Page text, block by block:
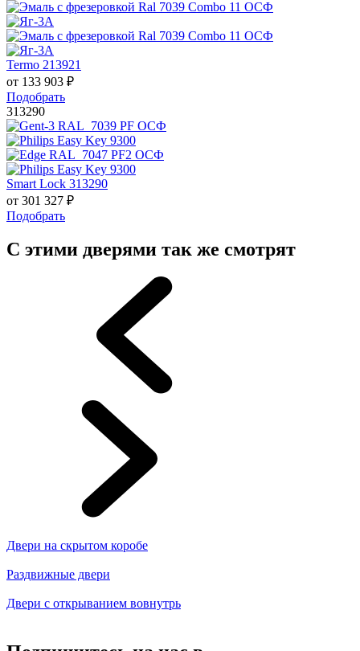
Termo 213921
от 133 903 ₽
Подобрать
313290
Smart Lock 313290
от 301 327 ₽
Подобрать
С этими дверями так же смотрят
Двери на скрытом коробе
Раздвижные двери
Двери с открыванием вовнутрь